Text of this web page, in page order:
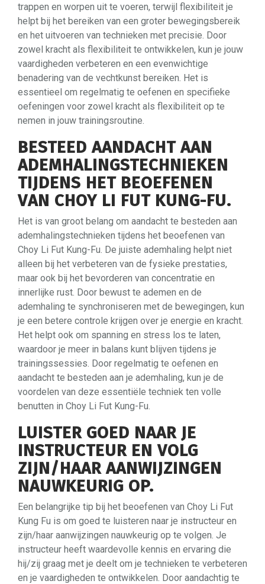
trappen en worpen uit te voeren, terwijl flexibiliteit je
helpt bij het bereiken van een groter bewegingsbereik
en het uitvoeren van technieken met precisie. Door
zowel kracht als flexibiliteit te ontwikkelen, kun je jouw
vaardigheden verbeteren en een evenwichtige
benadering van de vechtkunst bereiken. Het is
essentieel om regelmatig te oefenen en specifieke
oefeningen voor zowel kracht als flexibiliteit op te
nemen in jouw trainingsroutine.
BESTEED AANDACHT AAN
ADEMHALINGSTECHNIEKEN
TIJDENS HET BEOEFENEN
VAN CHOY LI FUT KUNG-FU.
Het is van groot belang om aandacht te besteden aan
ademhalingstechnieken tijdens het beoefenen van
Choy Li Fut Kung-Fu. De juiste ademhaling helpt niet
alleen bij het verbeteren van de fysieke prestaties,
maar ook bij het bevorderen van concentratie en
innerlijke rust. Door bewust te ademen en de
ademhaling te synchroniseren met de bewegingen, kun
je een betere controle krijgen over je energie en kracht.
Het helpt ook om spanning en stress los te laten,
waardoor je meer in balans kunt blijven tijdens je
trainingssessies. Door regelmatig te oefenen en
aandacht te besteden aan je ademhaling, kun je de
voordelen van deze essentiële techniek ten volle
benutten in Choy Li Fut Kung-Fu.
LUISTER GOED NAAR JE
INSTRUCTEUR EN VOLG
ZIJN/HAAR AANWIJZINGEN
NAUWKEURIG OP.
Een belangrijke tip bij het beoefenen van Choy Li Fut
Kung Fu is om goed te luisteren naar je instructeur en
zijn/haar aanwijzingen nauwkeurig op te volgen. Je
instructeur heeft waardevolle kennis en ervaring die
hij/zij graag met je deelt om je technieken te verbeteren
en je vaardigheden te ontwikkelen. Door aandachtig te